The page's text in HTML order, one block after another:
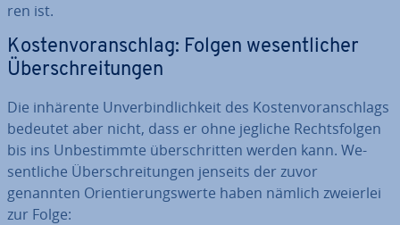
ren ist.
Kos­ten­vor­anschlag: Folgen we­sent­li­cher
Über­schrei­tun­gen
Die inhärente Un­ver­bind­lich­keit des Kos­ten­vor­anschlags
bedeutet aber nicht, dass er ohne jegliche Rechts­fol­gen
bis ins Un­be­stimm­te über­schrit­ten werden kann. We­
sent­li­che Über­schrei­tun­gen jenseits der zuvor
genannten Ori­en­tie­rungs­wer­te haben nämlich zweierlei
zur Folge: